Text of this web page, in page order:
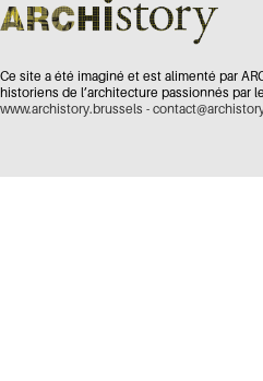
Ce site a été imaginé et est alimenté par
historiens de l’architecture passionnés par
www.archistory.brussels -